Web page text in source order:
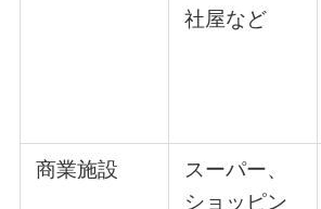
社屋など
商業施設
スーパー、
ショッピン